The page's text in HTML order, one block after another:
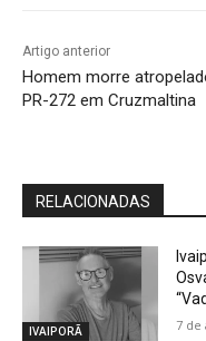
Artigo anterior
Homem morre
PR-272 em Cruzmaltina
RELACIONADAS
IVAIPORÃ 7 de